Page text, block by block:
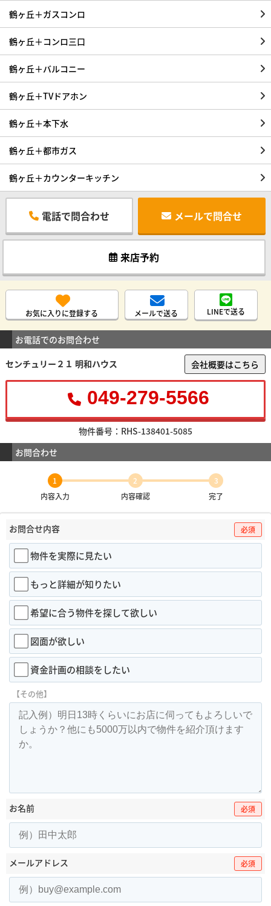
鶴ヶ丘＋ガスコンロ
鶴ヶ丘＋コンロ三口
鶴ヶ丘＋バルコニー
鶴ヶ丘＋TVドアホン
鶴ヶ丘＋本下水
鶴ヶ丘＋都市ガス
鶴ヶ丘＋カウンターキッチン
電話で問合わせ メールで問合せ
来店予約
お気に入りに登録する メールで送る LINEで送る
お電話でのお問合わせ
センチュリー２１ 明和ハウス
会社概要はこちら
049-279-5566
物件番号：RHS-138401-5085
お問合わせ
1
内容入力
2
内容確認
3
完了
お問合せ内容 必須
物件を実際に見たい
もっと詳細が知りたい
希望に合う物件を探して欲しい
図面が欲しい
資金計画の相談をしたい
【その他】
お名前 必須
メールアドレス 必須